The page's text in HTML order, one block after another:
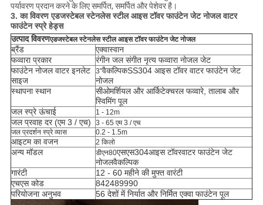
पर्यावरण प्रदान करने के लिए समर्पित, समर्पित और पेशेवर है।
3. का विवरण एडजस्टेबल स्टेनलेस स्टील आइस टॉवर फाउंटेन जेट नोजल वाटर
फाउंटेन स्प्रे हेड्स
उत्पाद विवरणएडजस्टेबल स्टेनलेस स्टील आइस टॉवर फाउंटेन जेट नोजल
ब्रैंड
एक्वास्वान
फव्वारा प्रकार
रंगीन जल संगीत नृत्य फव्वारा नोजल जेट
फाउंटेन नोजल वाटर इनलेट
साइज
3"वैकल्पिकSS304 आइस टॉवर वाटर फाउंटेन जेट
नोजल
स्थापना स्थान
सीओमर्शियल और आर्किटेक्चरल फव्वारे, तालाब और
स्विमिंग पूल
जल स्प्रे ऊंचाई
1 - 12m
जल प्रवाह दर (एम 3 / एच)
3 - 65 एम 3 / एच
जल प्रदर्शन स्प्रे व्यास
0.2 - 1.5m
आइटम का वजन 2 किलो
अन्य मॉडल डीएन80एसएस304आइस टॉवरवाटर फाउंटेन जेट
नोजलवैकल्पिक
गारंटी
12 - 60 महीने की मुफ्त वारंटी
एचएस कोड
842489990
परियोजना अनुभव
56 देशों में निर्यात और निर्मित एक्वा फाउंटेन पूल